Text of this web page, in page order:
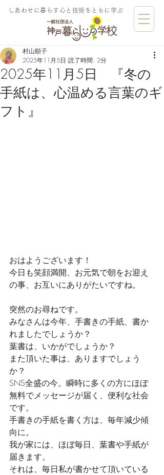
しあわせに暮らす​心と技術をともに学ぶ
2025年11月5日 『冬の
手紙は、心温める言葉のギ
フト』
村山順子
2025年11月5日 読了時間: 2分
おはようございます！
今日も笑顔満開、お元気で朝をお迎え
の事、お互いにありがたいですね。
突然のお尋ねです。
みなさんは今年、手書きの手紙、書か
れましたでしょうか？
葉書は、いかがでしょうか？
また頂いた事は、ありますでしょう
か？
SNS全盛の今。瞬時に多くの方にほぼ
無料でメッセージが届く、便利な社会
です。
手書きの手紙を書く方は、毎年減少傾
向に。
我が家には、ほぼ毎日、葉書や手紙が
届きます。
それは、毎日私が書かせて頂いている